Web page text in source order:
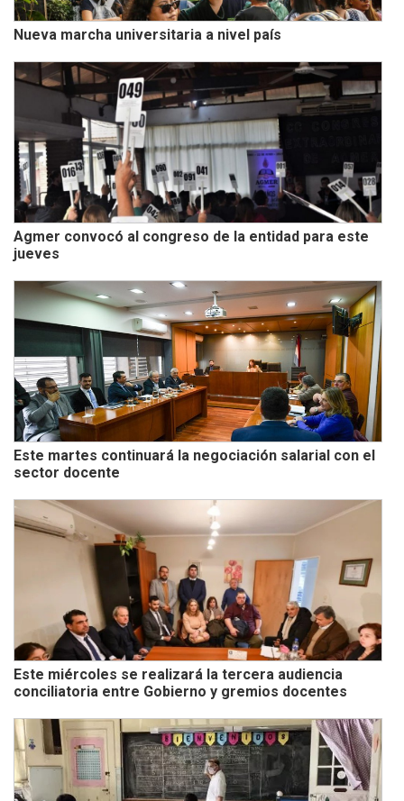
Nueva marcha universitaria a nivel país
Agmer convocó al congreso de la entidad para este
jueves
Este martes continuará la negociación salarial con el
sector docente
Este miércoles se realizará la tercera audiencia
conciliatoria entre Gobierno y gremios docentes